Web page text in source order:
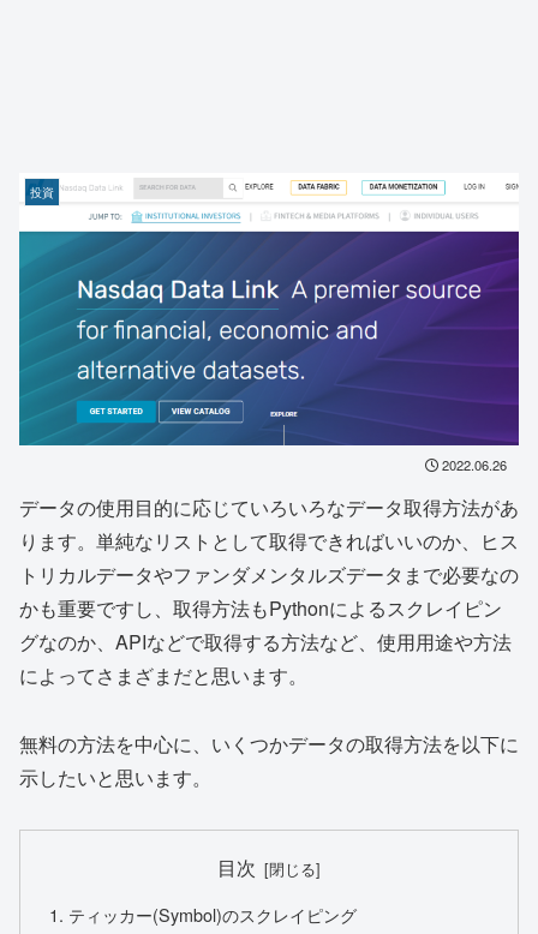
投資
2022.06.26
データの使用目的に応じていろいろなデータ取得方法があ
ります。単純なリストとして取得できればいいのか、ヒス
トリカルデータやファンダメンタルズデータまで必要なの
かも重要ですし、取得方法もPythonによるスクレイピン
グなのか、APIなどで取得する方法など、使用用途や方法
によってさまざまだと思います。
無料の方法を中心に、いくつかデータの取得方法を以下に
示したいと思います。
目次
ティッカー(Symbol)のスクレイピング